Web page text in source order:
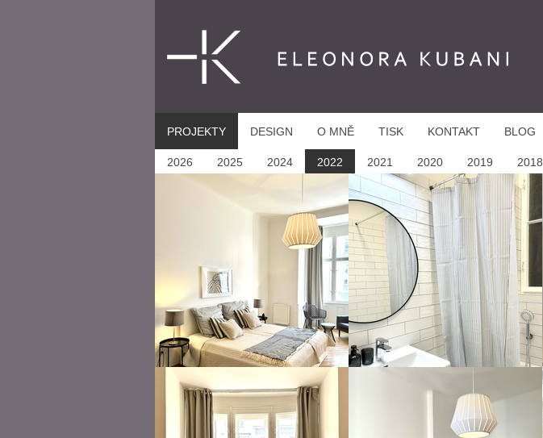
ELEONORA KUBANI
PROJEKTY DESIGN O MNĚ TISK KONTAKT BLOG
2026 2025 2024 2022 2021 2020 2019 2018